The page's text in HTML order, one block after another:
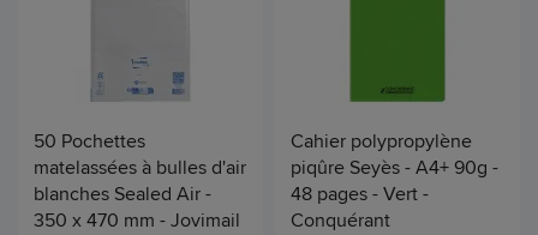
50 Pochettes
matelassées à bulles d'air
blanches Sealed Air -
350 x 470 mm - Jovimail
Cahier polypropylène
piqûre Seyès - A4+ 90g -
48 pages - Vert -
Conquérant